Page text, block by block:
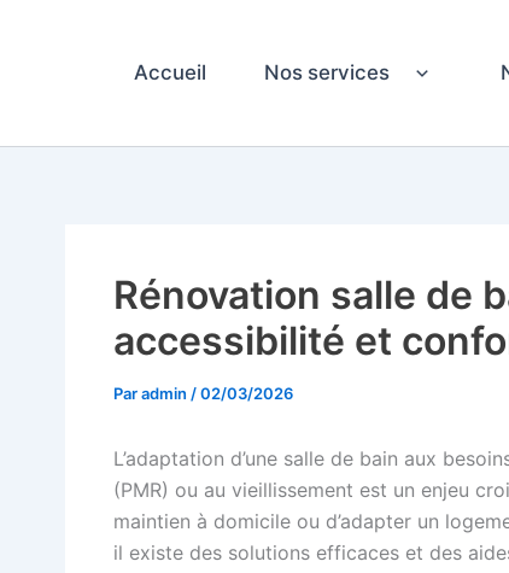
Accueil Nos services
Rénovation salle de
accessibilité et
Paradmin /02/03/2026
L’adaptation d’une salle de bain aux
(PMR) ou au vieillissement est un enjeu
maintien à domicile ou d’adapter un
il existe des solutions efficaces et des